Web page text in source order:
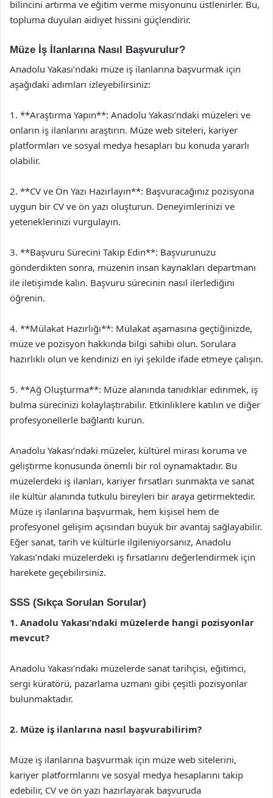
bilincini artırma ve eğitim verme misyonunu üstlenirler. Bu,
topluma duyulan aidiyet hissini güçlendirir.
Müze İş İlanlarına Nasıl Başvurulur?
Anadolu Yakası’ndaki müze iş ilanlarına başvurmak için
aşağıdaki adımları izleyebilirsiniz:
1. **Araştırma Yapın**: Anadolu Yakası’ndaki müzeleri ve
onların iş ilanlarını araştırın. Müze web siteleri, kariyer
platformları ve sosyal medya hesapları bu konuda yararlı
olabilir.
2. **CV ve Ön Yazı Hazırlayın**: Başvuracağınız pozisyona
uygun bir CV ve ön yazı oluşturun. Deneyimlerinizi ve
yeteneklerinizi vurgulayın.
3. **Başvuru Sürecini Takip Edin**: Başvurunuzu
gönderdikten sonra, müzenin insan kaynakları departmanı
ile iletişimde kalın. Başvuru sürecinin nasıl ilerlediğini
öğrenin.
4. **Mülakat Hazırlığı**: Mülakat aşamasına geçtiğinizde,
müze ve pozisyon hakkında bilgi sahibi olun. Sorulara
hazırlıklı olun ve kendinizi en iyi şekilde ifade etmeye çalışın.
5. **Ağ Oluşturma**: Müze alanında tanıdıklar edinmek, iş
bulma sürecinizi kolaylaştırabilir. Etkinliklere katılın ve diğer
profesyonellerle bağlantı kurun.
Anadolu Yakası’ndaki müzeler, kültürel mirası koruma ve
geliştirme konusunda önemli bir rol oynamaktadır. Bu
müzelerdeki iş ilanları, kariyer fırsatları sunmakta ve sanat
ile kültür alanında tutkulu bireyleri bir araya getirmektedir.
Müze iş ilanlarına başvurmak, hem kişisel hem de
profesyonel gelişim açısından büyük bir avantaj sağlayabilir.
Eğer sanat, tarih ve kültürle ilgileniyorsanız, Anadolu
Yakası’ndaki müzelerdeki iş fırsatlarını değerlendirmek için
harekete geçebilirsiniz.
SSS (Sıkça Sorulan Sorular)
1. Anadolu Yakası’ndaki müzelerde hangi pozisyonlar
mevcut?
Anadolu Yakası’ndaki müzelerde sanat tarihçisi, eğitimci,
sergi küratörü, pazarlama uzmanı gibi çeşitli pozisyonlar
bulunmaktadır.
2. Müze iş ilanlarına nasıl başvurabilirim?
Müze iş ilanlarına başvurmak için müze web sitelerini,
kariyer platformlarını ve sosyal medya hesaplarını takip
edebilir, CV ve ön yazı hazırlayarak başvuruda